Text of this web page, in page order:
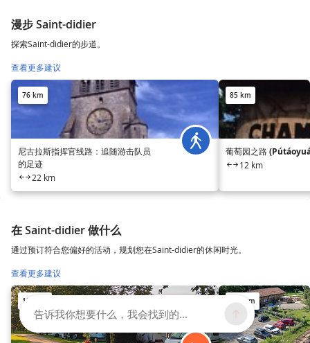
漫步 Saint-didier
探索Saint-didier的步道。
查看更多建议
76 km
尼古拉斯指挥官线路：追随游击队员
的足迹
22 km
85 km
葡萄园之路
12 km
在 Saint-didier 做什么
通过预订符合您偏好的活动，规划您在Saint-didier的休闲时光。
查看更多建议
122 km 124 km
告诉我你想要什么，我会找到的...